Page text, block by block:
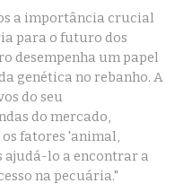
a importância crucial
para o futuro dos
desempenha um papel
genética no rebanho. A
do seu
do mercado,
fatores 'animal,
ajudá-lo a encontrar a
na pecuária."